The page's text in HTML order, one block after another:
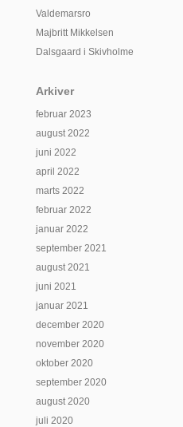
Valdemarsro
Majbritt Mikkelsen
Dalsgaard i Skivholme
Arkiver
februar 2023
august 2022
juni 2022
april 2022
marts 2022
februar 2022
januar 2022
september 2021
august 2021
juni 2021
januar 2021
december 2020
november 2020
oktober 2020
september 2020
august 2020
juli 2020